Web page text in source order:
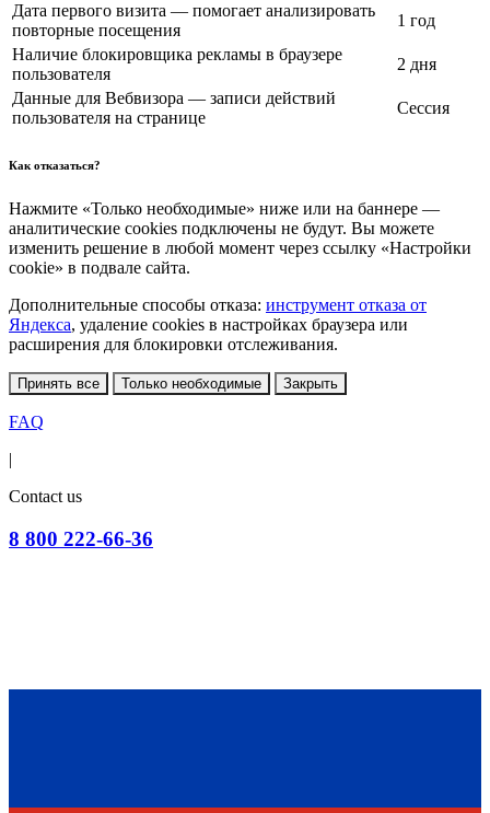
Дата первого визита — помогает анализировать
повторные посещения
1 год
Наличие блокировщика рекламы в браузере
пользователя
2 дня
Данные для Вебвизора — записи действий
пользователя на странице
Сессия
Как отказаться?
Нажмите «Только необходимые» ниже или на баннере —
аналитические cookies подключены не будут. Вы можете
изменить решение в любой момент через ссылку «Настройки
cookie» в подвале сайта.
Дополнительные способы отказа: инструмент отказа от
Яндекса, удаление cookies в настройках браузера или
расширения для блокировки отслеживания.
Принять все Только необходимые Закрыть
FAQ
|
Contact us
8 800 222-66-36